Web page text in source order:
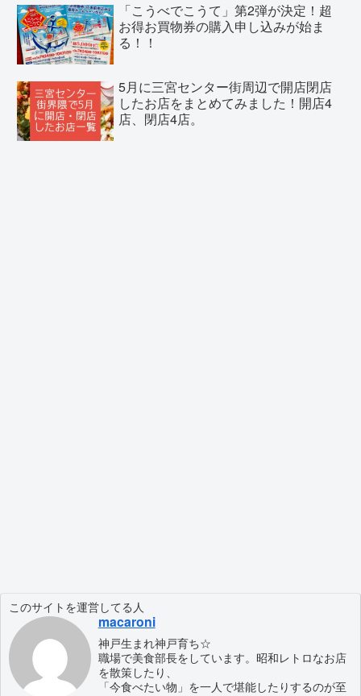
「こうべでこうて」第2弾が決定！超
お得お買物券の購入申し込みが始ま
る！！
5月に三宮センター街周辺で開店閉店
したお店をまとめてみました！開店4
店、閉店4店。
このサイトを運営してる人
macaroni
神戸生まれ神戸育ち☆
職場で美食部長をしています。昭和レトロなお店
を散策したり、
「今食べたい物」を一人で堪能したりするのが至